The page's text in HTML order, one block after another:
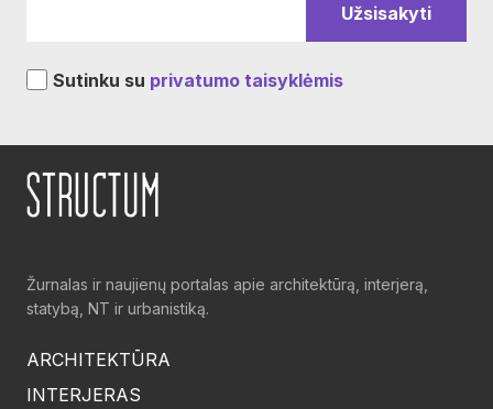
Sutinku su privatumo taisyklėmis
Žurnalas ir naujienų portalas apie architektūrą, interjerą,
statybą, NT ir urbanistiką.
ARCHITEKTŪRA
INTERJERAS